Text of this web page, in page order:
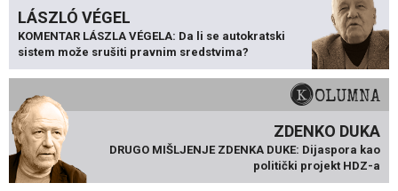
LÁSZLÓ VÉGEL
KOMENTAR LÁSZLA VÉGELA: Da li se autokratski
sistem može srušiti pravnim sredstvima?
KOLUMNA
ZDENKO DUKA
DRUGO MIŠLJENJE ZDENKA DUKE: Dijaspora kao
politički projekt HDZ-a